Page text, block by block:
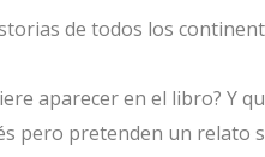
de todos los
aparecer en el libro? Y
pero pretenden un relato